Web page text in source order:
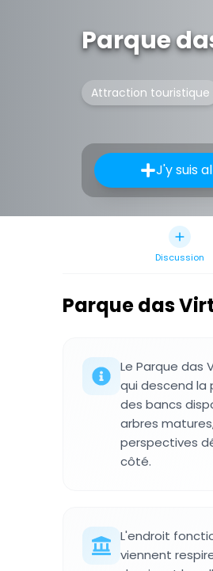
Parque
Attraction touristique
J'y suis
Discussion
Parque das
Le Parque das
qui descend la
des bancs
arbres
perspectives
côté.
L'endroit
viennent